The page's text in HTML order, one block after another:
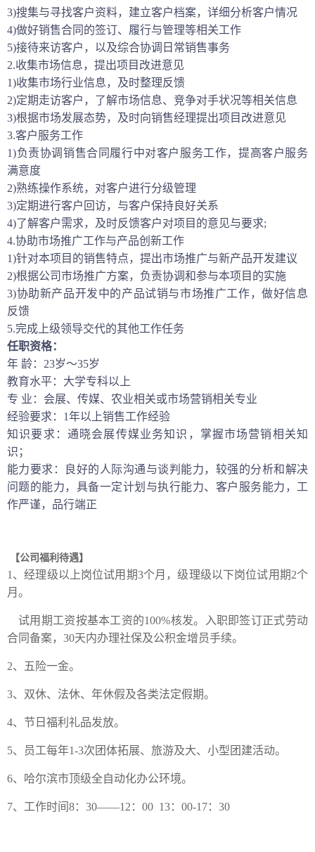
3)搜集与寻找客户资料，建立客户档案，详细分析客户情况
4)做好销售合同的签订、履行与管理等相关工作
5)接待来访客户，以及综合协调日常销售事务
2.收集市场信息，提出项目改进意见
1)收集市场行业信息，及时整理反馈
2)定期走访客户，了解市场信息、竞争对手状况等相关信息
3)根据市场发展态势，及时向销售经理提出项目改进意见
3.客户服务工作
1)负责协调销售合同履行中对客户服务工作，提高客户服务
满意度
2)熟练操作系统，对客户进行分级管理
3)定期进行客户回访，与客户保持良好关系
4)了解客户需求，及时反馈客户对项目的意见与要求;
4.协助市场推广工作与产品创新工作
1)针对本项目的销售特点，提出市场推广与新产品开发建议
2)根据公司市场推广方案，负责协调和参与本项目的实施
3)协助新产品开发中的产品试销与市场推广工作，做好信息
反馈
5.完成上级领导交代的其他工作任务
任职资格：
年 龄：23岁～35岁
教育水平：大学专科以上
专 业：会展、传媒、农业相关或市场营销相关专业
经验要求：1年以上销售工作经验
知识要求：通晓会展传媒业务知识，掌握市场营销相关知
识；
能力要求：良好的人际沟通与谈判能力，较强的分析和解决
问题的能力，具备一定计划与执行能力、客户服务能力，工
作严谨，品行端正
【公司福利待遇】
1、经理级以上岗位试用期3个月，级理级以下岗位试用期2个
月。
试用期工资按基本工资的100%核发。入职即签订正式劳动
合同备案，30天内办理社保及公积金增员手续。
2、五险一金。
3、双休、法休、年休假及各类法定假期。
4、节日福利礼品发放。
5、 员工每年1-3次团体拓展、旅游及大、小型团建活动。
6、哈尔滨市顶级全自动化办公环境。
7、 工作时间8：30——12：00 13：00-17：30